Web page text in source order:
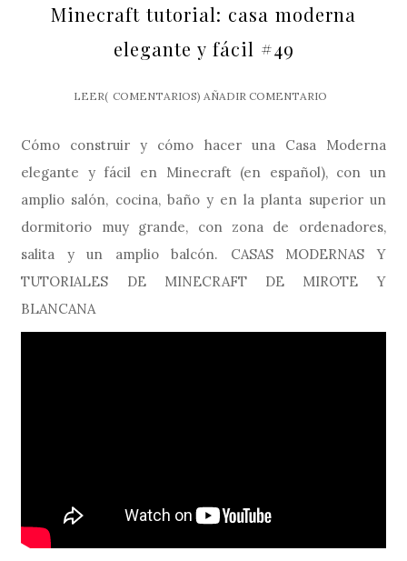
Minecraft tutorial: casa moderna
elegante y fácil #49
LEER( COMENTARIOS) AÑADIR COMENTARIO
Cómo construir y cómo hacer una Casa Moderna
elegante y fácil en Minecraft (en español), con un
amplio salón, cocina, baño y en la planta superior un
dormitorio muy grande, con zona de ordenadores,
salita y un amplio balcón. CASAS MODERNAS Y
TUTORIALES DE MINECRAFT DE MIROTE Y
BLANCANA